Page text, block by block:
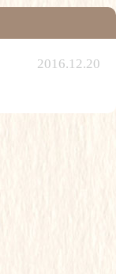
2016.12.20